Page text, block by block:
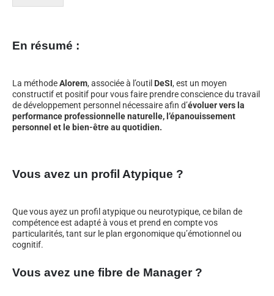
En résumé :
La méthodeAlorem, associée à l’outil DeSI, est un moyen
constructif et positif pour vous faire prendre conscience du travail
de développement personnel nécessaire afin d’évoluer vers la
performance professionnelle naturelle, l’épanouissement
personnel et le bien-être au quotidien.
Vous avez un profil Atypique ?
Que vous ayez un profil atypique ou neurotypique, ce bilan de
compétence est adapté à vous et prend en compte vos
particularités, tant sur le plan ergonomique qu’émotionnel ou
cognitif.
Vous avez une fibre de Manager ?